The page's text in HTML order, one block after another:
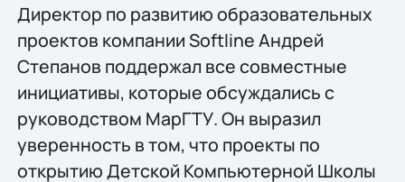
Директор по развитию образовательных
проектов компании Softline Андрей
Степанов поддержал все совместные
инициативы, которые обсуждались с
руководством МарГТУ. Он выразил
уверенность в том, что проекты по
открытию Детской Компьютерной Школы